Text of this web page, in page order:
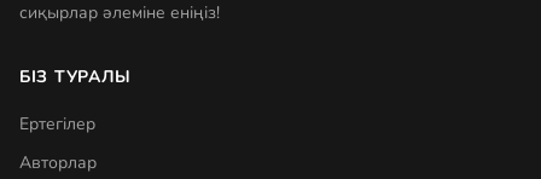
сиқырлар әлеміне еніңіз!
БІЗ ТУРАЛЫ
Ертегілер
Авторлар